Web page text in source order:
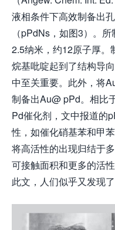
液相条件下高效制备出
（pPdNs，如图3）。
2.5纳米，约12原子厚
烷基吡啶起到了结构导
中至关重要。此外，将
制备出Au@ pPd。相比
Pd催化剂，文中报道的
性，如催化硝基苯和甲
将高活性的出现归结于
可接触面积和更多的活
此文，人们似乎又发现